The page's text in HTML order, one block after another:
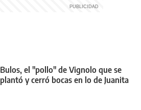
Bulos, el "pollo" de Vignolo que se
plantó y cerró bocas en lo de Juanita